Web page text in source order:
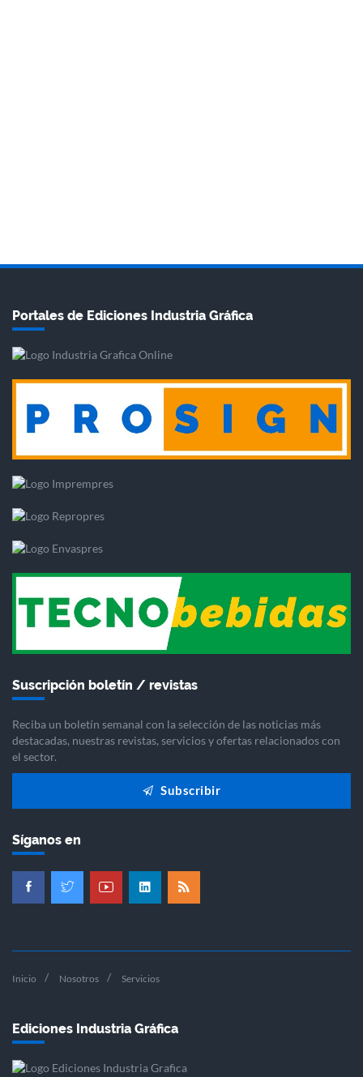
Portales de Ediciones Industria Gráfica
Suscripción boletín / revistas
Reciba un boletín semanal con la selección de las noticias más
destacadas, nuestras revistas, servicios y ofertas relacionados con
el sector.
Subscribir
Síganos en
Inicio Nosotros Servicios
Ediciones Industria Gráfica